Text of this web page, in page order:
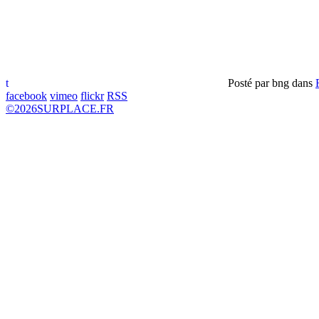
t Posté parbng dans
facebook vimeo flickr RSS
©2026SURPLACE.FR